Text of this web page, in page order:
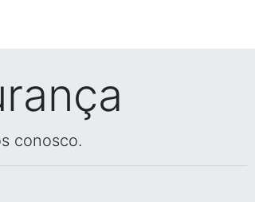
conosco.